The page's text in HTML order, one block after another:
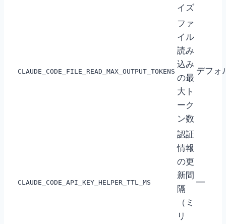
イズ
CLAUDE_CODE_FILE_READ_MAX_OUTPUT_TOKENS
ファ
イル
読み
込み
の最
大ト
ーク
ン数
デフォ
CLAUDE_CODE_API_KEY_HELPER_TTL_MS
認証
情報
の更
新間
隔
（ミ
リ
—